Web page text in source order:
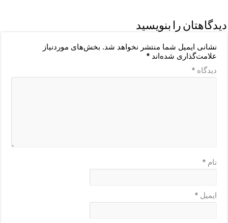
دیدگاهتان را بنویسید
نشانی ایمیل شما منتشر نخواهد شد. بخش‌های موردنیاز
علامت‌گذاری شده‌اند*
دیدگاه*
نام*
ایمیل*